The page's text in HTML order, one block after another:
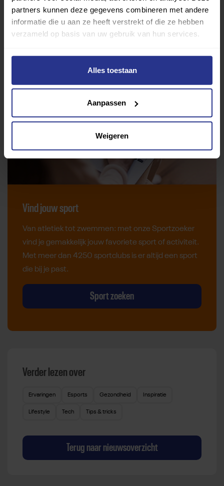
partners kunnen deze gegevens combineren met andere
informatie die u aan ze heeft verstrekt of die ze hebben
verzameld op basis van uw gebruik van hun services.
Alles toestaan
Aanpassen
Weigeren
Vind jouw sport
Van atletiek tot zwemmen: met onze Sportzoeker
vind je gemakkelijk jouw favoriete sport of activiteit.
Met meer dan 4250 sportclubs is er altijd een sport
die bij je past.
Sport zoeken
Verder lezen over
Ervaringen Esports Gezondheid Inspiratie
Lifestyle Tech Tips & tricks
Terug naar nieuwsoverzicht